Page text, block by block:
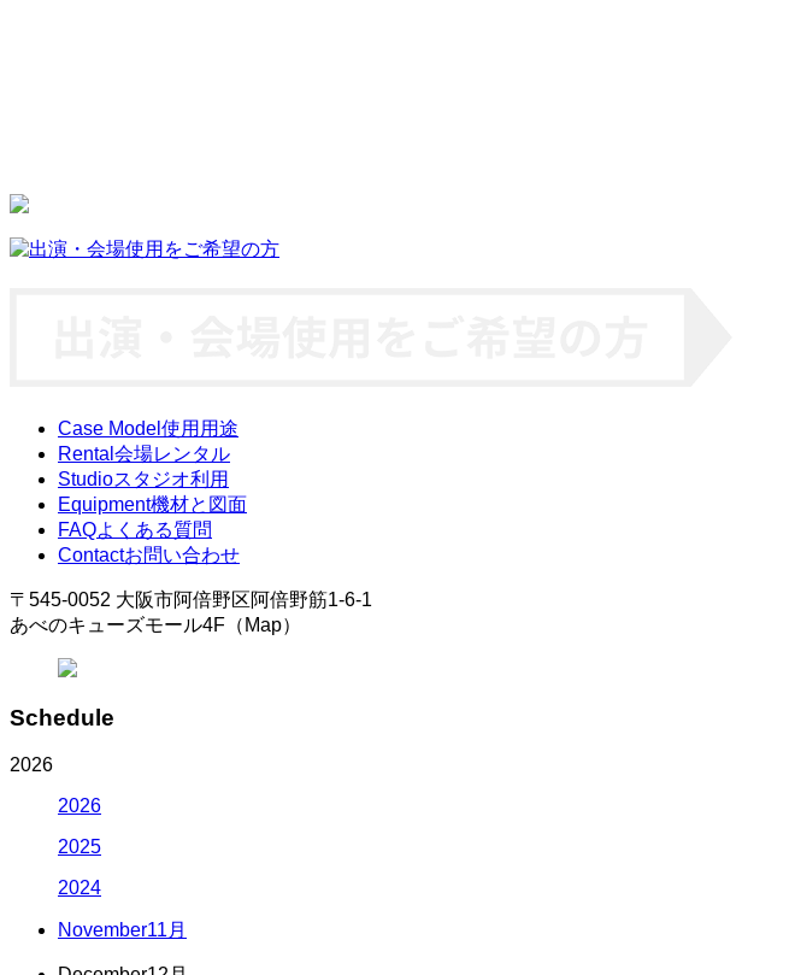
Case Model 使用用途
Rental 会場レンタル
Studioスタジオ利用
Equipment機材と図面
FAQよくある質問
Contactお問い合わせ
〒545-0052 大阪市阿倍野区阿倍野筋1-6-1
あべのキューズモール4F（Map）
Schedule
2026
2026
2025
2024
November11月